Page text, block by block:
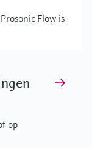
Flow is
op